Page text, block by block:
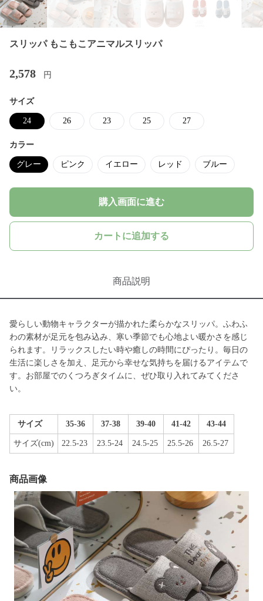
スリッパ もこもこアニマルスリッパ
2,578 円
サイズ
24 26 23 25 27
カラー
グレー ピンク イエロー レッド ブルー
購入画面に進む
カートに追加する
商品説明
愛らしい動物キャラクターが描かれた柔らかなスリッパ。ふわふ
わの素材が足元を包み込み、寒い季節でも心地よい暖かさを感じ
られます。リラックスしたい時や癒しの時間にぴったり。毎日の
生活に楽しさを加え、足元から幸せな気持ちを届けるアイテムで
す。お部屋でのくつろぎタイムに、ぜひ取り入れてみてくださ
い。
サイズ 35-36 37-38 39-40 41-42 43-44
サイズ(cm) 22.5-23 23.5-24 24.5-25 25.5-26 26.5-27
商品画像